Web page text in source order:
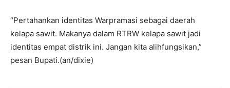
“Pertahankan identitas Warpramasi sebagai daerah
kelapa sawit. Makanya dalam RTRW kelapa sawit jadi
identitas empat distrik ini. Jangan kita alihfungsikan,”
pesan Bupati.(an/dixie)